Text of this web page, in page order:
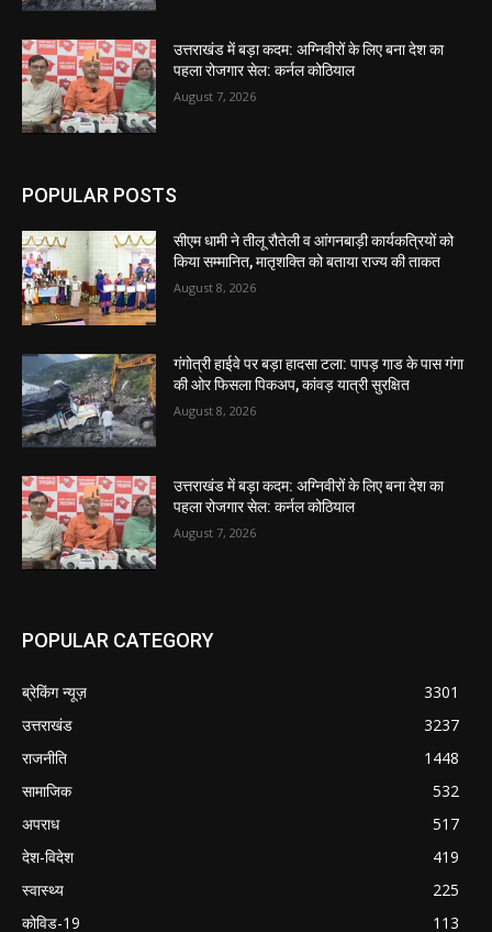
उत्तराखंड में बड़ा कदम: अग्निवीरों के लिए बना देश का
पहला रोजगार सेल: कर्नल कोठियाल
August 7, 2026
POPULAR POSTS
सीएम धामी ने तीलू रौतेली व आंगनबाड़ी कार्यकत्रियों को
किया सम्मानित, मातृशक्ति को बताया राज्य की ताकत
August 8, 2026
गंगोत्री हाईवे पर बड़ा हादसा टला: पापड़ गाड के पास गंगा
की ओर फिसला पिकअप, कांवड़ यात्री सुरक्षित
August 8, 2026
उत्तराखंड में बड़ा कदम: अग्निवीरों के लिए बना देश का
पहला रोजगार सेल: कर्नल कोठियाल
August 7, 2026
POPULAR CATEGORY
ब्रेकिंग न्यूज़
3301
उत्तराखंड
3237
राजनीति
1448
सामाजिक
532
अपराध
517
देश-विदेश
419
स्वास्थ्य
225
कोविड-19
113